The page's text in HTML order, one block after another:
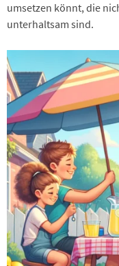
umsetzen könnt, die
unterhaltsam sind.